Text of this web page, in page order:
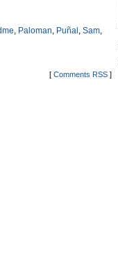
, Paloman, Puñal , Sam,
[ Comments RSS ]